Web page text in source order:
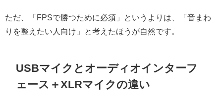
ただ、「FPSで勝つために必須」というよりは、「音まわ
りを整えたい人向け」と考えたほうが自然です。
USBマイクとオーディオインターフ
ェース＋XLRマイクの違い